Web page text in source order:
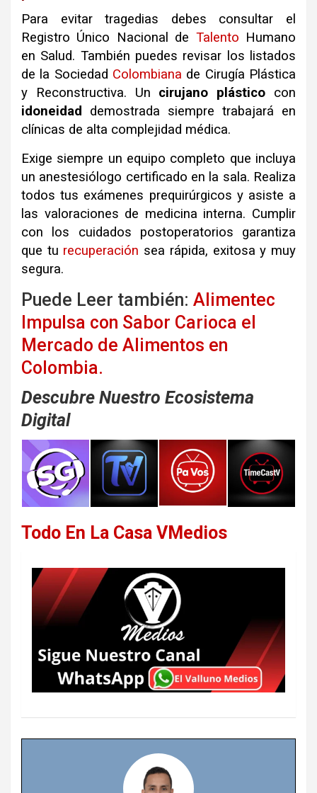
Para evitar tragedias debes consultar el
Registro Único Nacional de Talento Humano
en Salud. También puedes revisar los listados
de la Sociedad Colombiana de Cirugía Plástica
y Reconstructiva. Un cirujano plástico con
idoneidad
demostrada siempre trabajará en
clínicas de alta complejidad médica.
Exige siempre un equipo completo que incluya
un anestesiólogo certificado en la sala. Realiza
todos tus exámenes prequirúrgicos y asiste a
las valoraciones de medicina interna. Cumplir
con los cuidados postoperatorios garantiza
que tu recuperación sea rápida, exitosa y muy
segura.
Puede Leer también: Alimentec
Impulsa con Sabor Carioca el
Mercado de Alimentos en
Colombia.
Descubre Nuestro Ecosistema
Digital
Todo En La Casa VMedios